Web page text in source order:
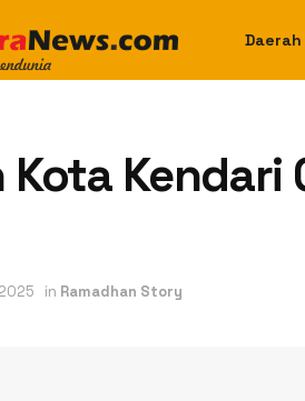
Daerah
Kendari
in Ramadhan Story